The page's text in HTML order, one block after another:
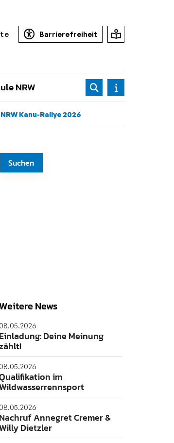
Barrierefreiheit
NRW
Kanu-Rallye 2026
News
08.05.2026
Einladung: Deine Meinung
08.05.2026
im
08.05.2026
Nachruf Annegret Cremer &
Dietzler